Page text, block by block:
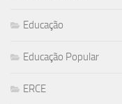
Educação
Educação Popular
ERCE